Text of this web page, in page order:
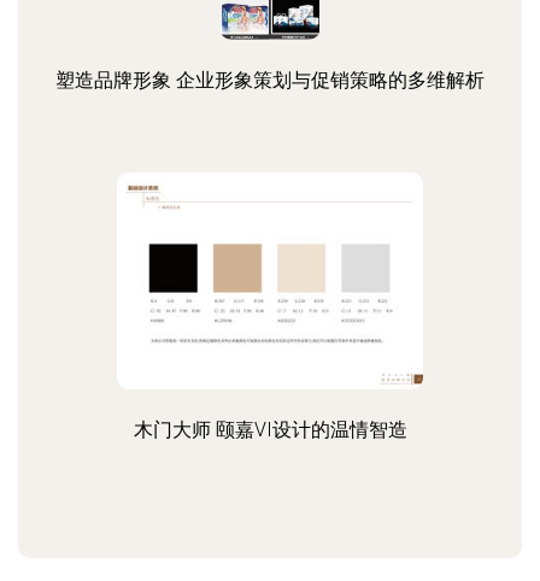
塑造品牌形象 企业形象策划与促销策略的多维解析
木门大师 颐嘉VI设计的温情智造